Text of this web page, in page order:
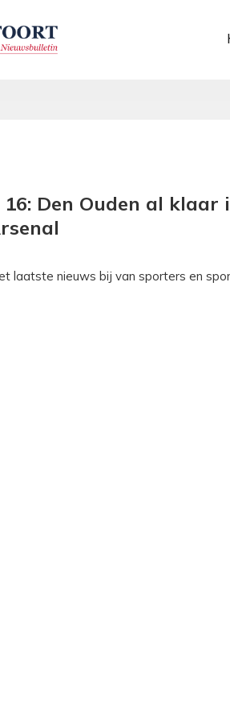
Den Ouden al
laatste nieuws bij van sporters en